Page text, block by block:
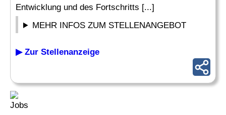
Entwicklung und des Fortschritts [...]
MEHR INFOS ZUM STELLENANGEBOT
▶ Zur Stellenanzeige